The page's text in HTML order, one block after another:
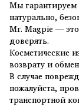
Мы гарантируем
натурально,
Mr. Magpie —
доверять.
Косметические
возврату и
В случае
пожалуйста,
транспортной